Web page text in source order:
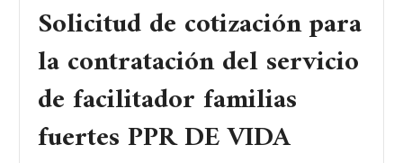
Solicitud de cotización para
la contratación del servicio
de facilitador familias
fuertes PPR DE VIDA